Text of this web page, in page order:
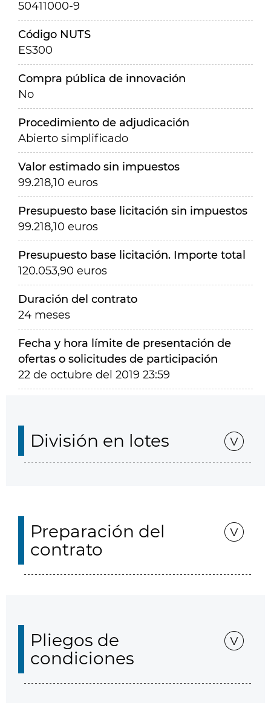
50411000-9
Código NUTS
ES300
Compra pública de innovación
No
Procedimiento de adjudicación
Abierto simplificado
Valor estimado sin impuestos
99.218,10 euros
Presupuesto base licitación sin impuestos
99.218,10 euros
Presupuesto base licitación. Importe total
120.053,90 euros
Duración del contrato
24 meses
Fecha y hora límite de presentación de
ofertas o solicitudes de participación
22 de octubre del 2019 23:59
División en lotes
Preparación del
contrato
Pliegos de
condiciones